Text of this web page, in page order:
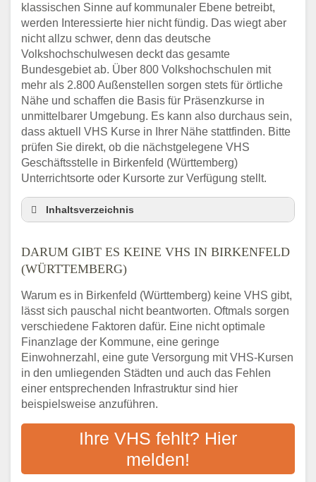
klassischen Sinne auf kommunaler Ebene betreibt,
werden Interessierte hier nicht fündig. Das wiegt aber
nicht allzu schwer, denn das deutsche
Volkshochschulwesen deckt das gesamte
Bundesgebiet ab. Über 800 Volkshochschulen mit
mehr als 2.800 Außenstellen sorgen stets für örtliche
Nähe und schaffen die Basis für Präsenzkurse in
unmittelbarer Umgebung. Es kann also durchaus sein,
dass aktuell VHS Kurse in Ihrer Nähe stattfinden. Bitte
prüfen Sie direkt, ob die nächstgelegene VHS
Geschäftsstelle in Birkenfeld (Württemberg)
Unterrichtsorte oder Kursorte zur Verfügung stellt.
Inhaltsverzeichnis
(Württemberg)
3 schnelle Tipps
Birkenfeld (Württemberg) VHS-Kurse in Ihrer
Nähe
Abendschule in der Region rund um
Birkenfeld (Württemberg)
VHS steht für Erwachsenenbildung
Online-Kurse: Alternative Angebote zum
VHS-Kurs
Checkliste: Darauf kommt es bei
Bildungsangeboten an
Das bundesweite Volkshochschulwesen
DARUM GIBT ES KEINE VHS IN BIRKENFELD
(WÜRTTEMBERG)
Warum es in Birkenfeld (Württemberg) keine VHS gibt,
lässt sich pauschal nicht beantworten. Oftmals sorgen
verschiedene Faktoren dafür. Eine nicht optimale
Finanzlage der Kommune, eine geringe
Einwohnerzahl, eine gute Versorgung mit VHS-Kursen
in den umliegenden Städten und auch das Fehlen
einer entsprechenden Infrastruktur sind hier
beispielsweise anzuführen.
Ihre VHS fehlt? Hier
melden!